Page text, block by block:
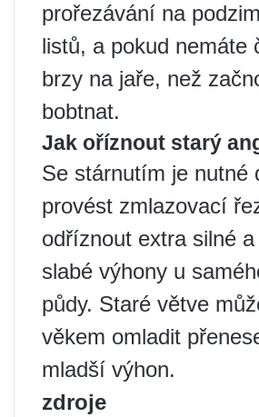
prořezávání na
listů, a pokud nemáte
brzy na jaře, než
bobtnat.
Jak oříznout starý
Se stárnutím je nutné
provést zmlazovací
odříznout extra silné
slabé výhony u
půdy. Staré větve
věkem omladit
mladší výhon.
zdroje